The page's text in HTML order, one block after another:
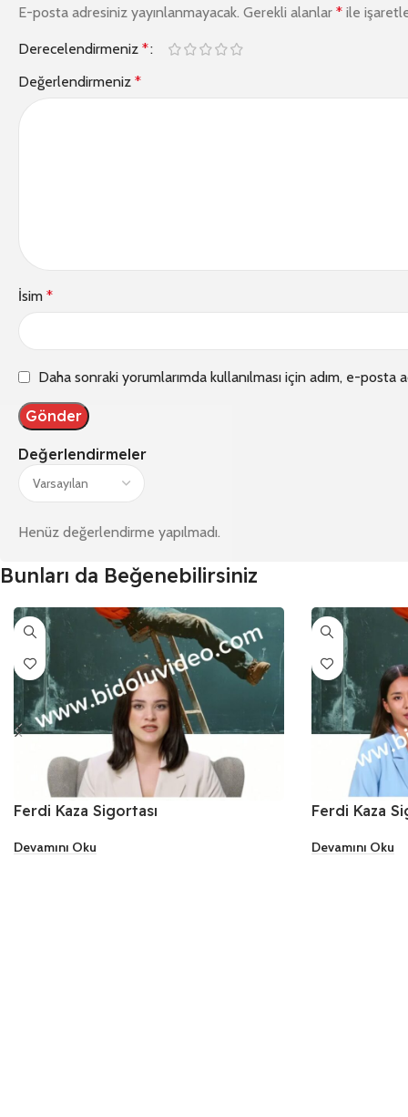
Değerlendirmeler
Henüz değerlendirme yapılmadı.
E-posta adresiniz yayınlanmayacak. Gerekli alanlar * ile
Derecelendirmeniz *
Değerlendirmeniz *
İsim *
Daha sonraki yorumlarımda kullanılması için adım, e-
Bunları da Beğenebilirsiniz
Ferdi Kaza Sigortası
Devamını Oku
Ferdi Kaza
Devamını Oku